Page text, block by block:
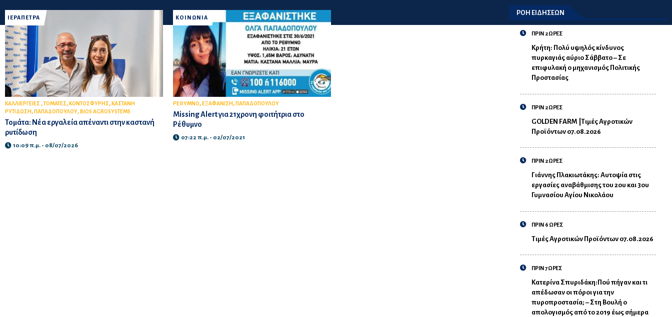
ΙΕΡΑΠΕΤΡΑ
ΚΑΛΛΙΕΡΓΕΙΕΣ ,ΤΟΜΑΤΕΣ, ΚΟΝΤΟΣΦΥΡΗΣ, ΚΑΣΤΑΝΗ
ΡΥΤΙΔΩΣΗ, ΠΑΠΑΔΟΠΟΥΛΟΥ, BIOS AGROSYSTEMS
Τομάτα: Νέα εργαλεία απέναντι στην καστανή
ρυτίδωση
10:09 π.μ. - 08/07/2026
ΚΟΙΝΩΝΙΑ
ΡΕΘΥΜΝΟ, ΕΞΑΦΑΝΙΣΗ, ΠΑΠΑΔΟΠΟΥΛΟΥ
Missing Alert για 21χρονη φοιτήτρια στο
Ρέθυμνο
07:22 π.μ. - 02/07/2021
ΡΟΗ ΕΙΔΗΣΕΩΝ
ΠΡΙΝ 2 ΩΡΕΣ
Κρήτη: Πολύ υψηλός κίνδυνος
πυρκαγιάς αύριο Σάββατο – Σε
επιφυλακή ο μηχανισμός Πολιτικής
Προστασίας
ΠΡΙΝ 2 ΩΡΕΣ
GOLDEN FARM |Τιμές Αγροτικών
Προϊόντων 07.08.2026
ΠΡΙΝ 2 ΩΡΕΣ
Γιάννης Πλακιωτάκης: Αυτοψία στις
εργασίες αναβάθμισης του 2ου και 3ου
Γυμνασίου Αγίου Νικολάου
ΠΡΙΝ 6 ΩΡΕΣ
Τιμές Αγροτικών Προϊόντων 07.08.2026
ΠΡΙΝ 7 ΩΡΕΣ
Κατερίνα Σπυριδάκη:Πού πήγαν και τι
απέδωσαν οι πόροι για την
πυροπροστασία; – Στη Βουλή ο
απολογισμός από το 2019 έως σήμερα